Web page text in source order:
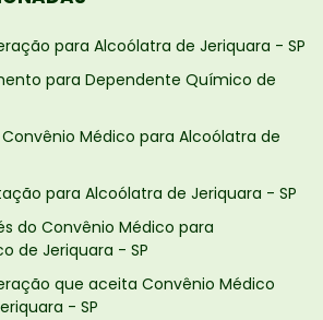
para Alcoólatra de Jeriquara - SP
para Dependente Químico de
Médico para Alcoólatra de
para Alcoólatra de Jeriquara - SP
do Convênio Médico para
de Jeriquara - SP
que aceita Convênio Médico
- SP